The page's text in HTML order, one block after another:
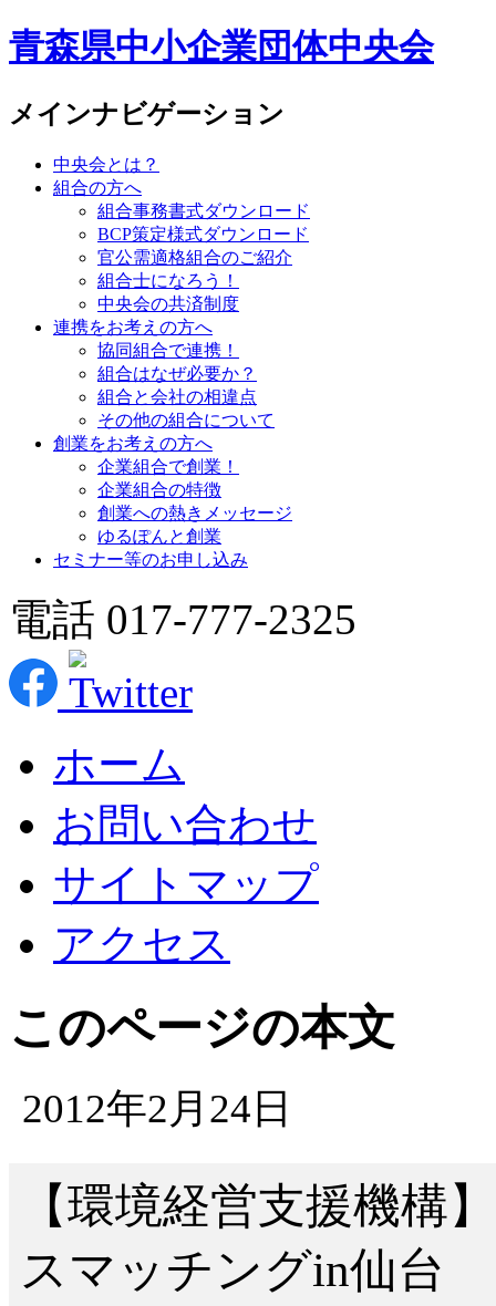
青森県中小企業団体中央会
メインナビゲーション
中央会とは？
組合の方へ
組合事務書式ダウンロード
BCP策定様式ダウンロード
官公需適格組合のご紹介
組合士になろう！
中央会の共済制度
連携をお考えの方へ
協同組合で連携！
組合はなぜ必要か？
組合と会社の相違点
その他の組合について
創業をお考えの方へ
企業組合で創業！
企業組合の特徴
創業への熱きメッセージ
ゆるぽんと創業
セミナー等のお申し込み
電話 017-777-2325
ホーム
お問い合わせ
サイトマップ
アクセス
このページの本文
2012年2月24日
【環境経営支援機構
スマッチングin仙台